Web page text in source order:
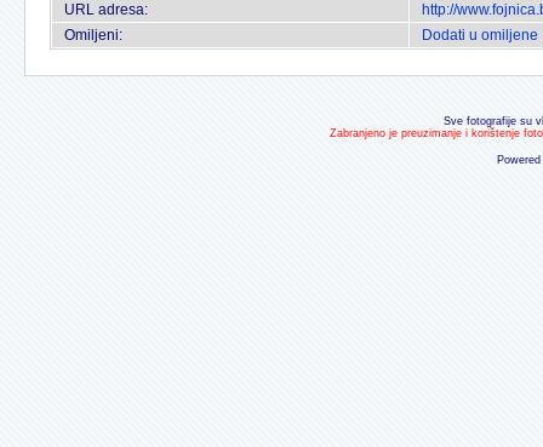
URL adresa:
http://
Omiljeni:
Dodati u omiljene
Sve fotografije su
Zabranjeno je preuzimanje i korištenje